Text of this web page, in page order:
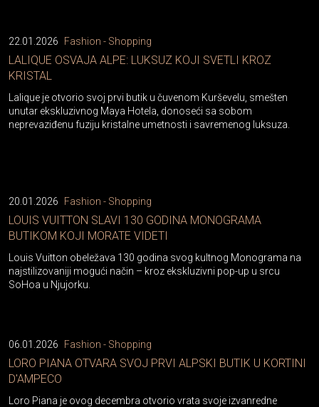
22.01.2026 Fashion - Shopping
LALIQUE OSVAJA ALPE: LUKSUZ KOJI SVETLI KROZ
KRISTAL
Lalique je otvorio svoj prvi butik u čuvenom Kurševelu, smešten
unutar ekskluzivnog Maya Hotela, donoseći sa sobom
neprevaziđenu fuziju kristalne umetnosti i savremenog luksuza.
20.01.2026 Fashion - Shopping
LOUIS VUITTON SLAVI 130 GODINA MONOGRAMA
BUTIKOM KOJI MORATE VIDETI
Louis Vuitton obeležava 130 godina svog kultnog Monograma na
najstilizovaniji mogući način – kroz ekskluzivni pop-up u srcu
SoHoa u Njujorku.
06.01.2026 Fashion - Shopping
LORO PIANA OTVARA SVOJ PRVI ALPSKI BUTIK U KORTINI
D'AMPECO
Loro Piana je ovog decembra otvorio vrata svoje izvanredne